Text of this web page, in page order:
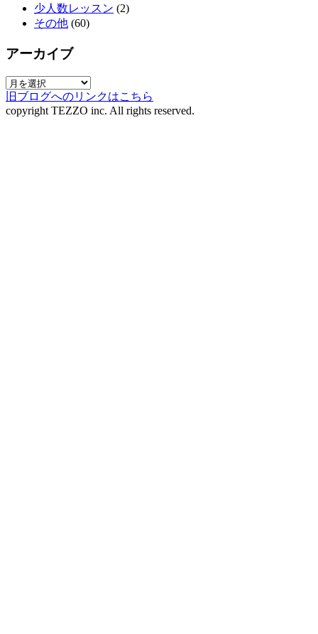
少人数レッスン (2)
その他 (60)
アーカイブ
旧ブログへのリンクはこちら
copyright TEZZO inc. All rights reserved.